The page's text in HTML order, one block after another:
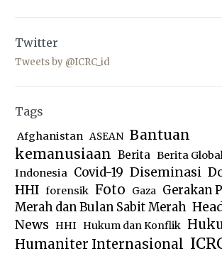
Twitter
Tweets by @ICRC_id
Tags
Afghanistan ASEAN Bantuan
kemanusiaan Berita Berita
Indonesia Covid-19 Diseminasi
HHI forensik Foto Gaza Gerakan
Merah dan Bulan Sabit Merah
News
HHI Hukum dan Konflik
Humaniter Internasional